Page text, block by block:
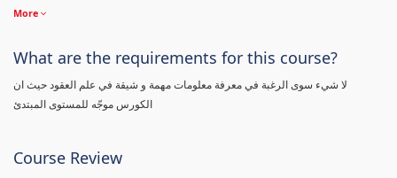
More
What are the requirements for this course?
لا شيء سوى الرغبة في معرفة معلومات مهمة و شيقة في علم العقود حيث ان
الكورس موجّه للمستوى المبتدئ
Course Review